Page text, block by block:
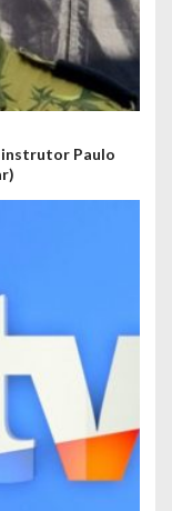
instrutor Paulo